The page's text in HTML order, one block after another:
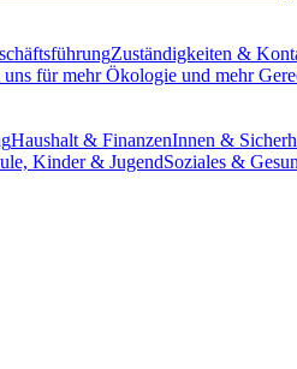
Zuständigkeiten &
für mehr Ökologie und mehr
Haushalt & FinanzenInnen &
Kinder & JugendSoziales &